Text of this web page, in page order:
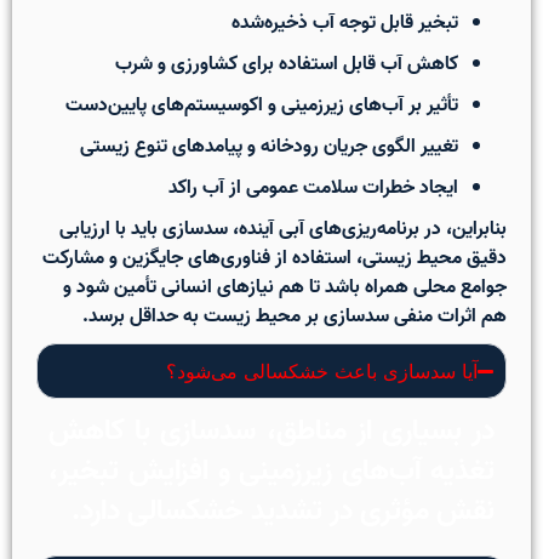
تبخیر قابل توجه آب ذخیره‌شده
کاهش آب قابل استفاده برای کشاورزی و شرب
تأثیر بر آب‌های زیرزمینی و اکوسیستم‌های پایین‌دست
تغییر الگوی جریان رودخانه و پیامدهای تنوع زیستی
ایجاد خطرات سلامت عمومی از آب راکد
بنابراین، در برنامه‌ریزی‌های آبی آینده،سدسازی باید با ارزیابی
دقیق محیط زیستی، استفاده از فناوری‌های جایگزین و مشارکت
جوامع محلی همراه باشدتا هم نیازهای انسانی تأمین شود و
هم اثرات منفی سدسازی بر محیط زیست به حداقل برسد.
آیا سدسازی باعث خشکسالی می‌شود؟